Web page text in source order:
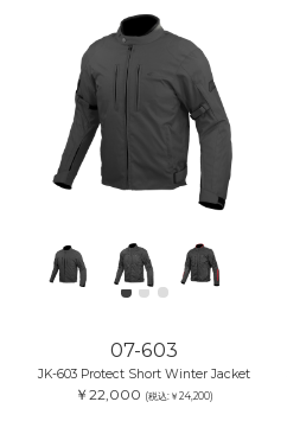
07-603
JK-603 Protect Short Winter Jacket
￥22,000 (税込:￥24,200)